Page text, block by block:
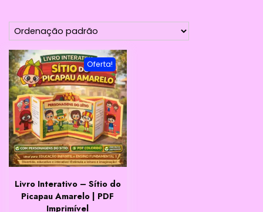
Oferta!
Livro Interativo – Sítio do
Picapau Amarelo | PDF
Imprimível